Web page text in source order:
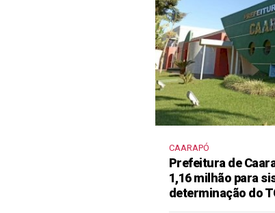
CAARAPÓ
Prefeitura de
1,16 milhão para
determinação do